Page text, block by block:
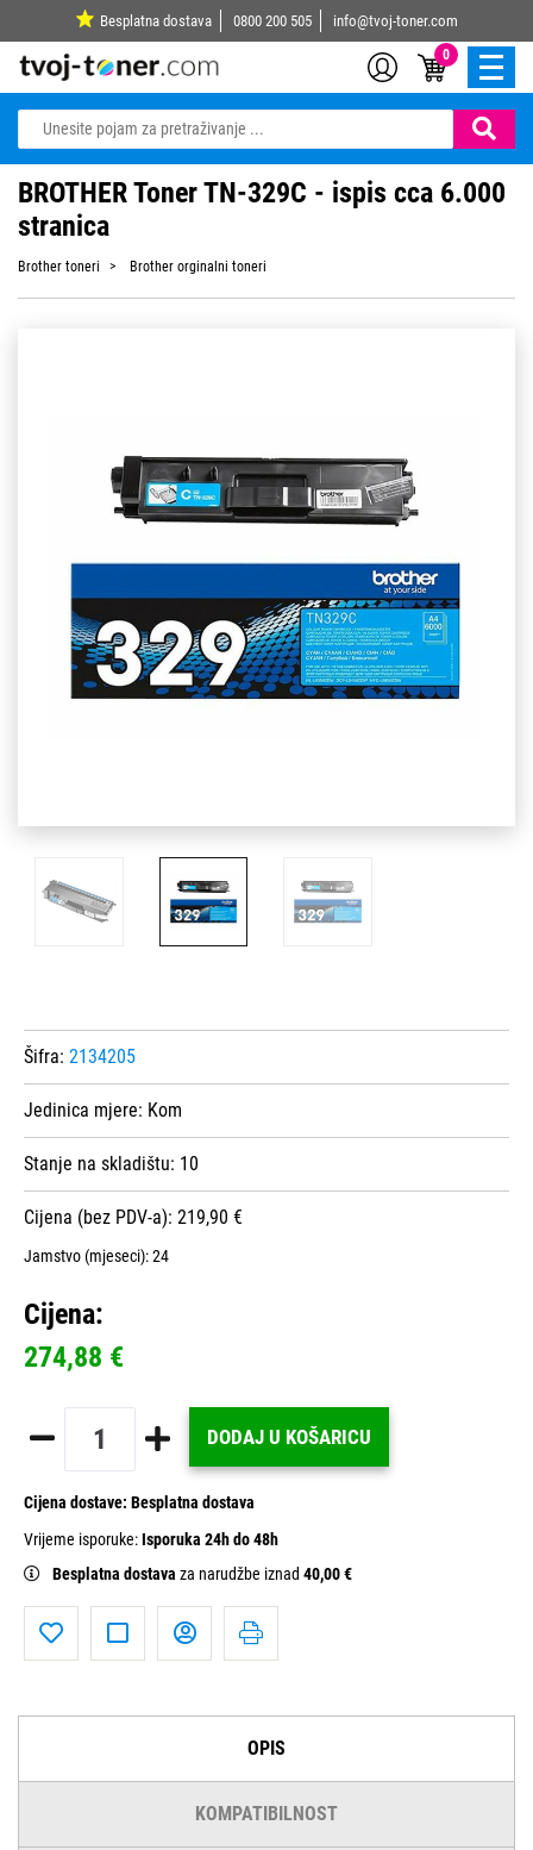
Besplatna dostava 0800 200 505 info@tvoj-toner.com
0
BROTHER Toner TN-329C - ispis cca 6.000
stranica
Brother toneri Brother orginalni toneri
Šifra: 2134205
Jedinica mjere: Kom
Stanje na skladištu: 10
Cijena (bez PDV-a): 219,90 €
Jamstvo (mjeseci):24
Cijena:
274,88 €
DODAJ U KOŠARICU
Cijena dostave: Besplatna dostava
Vrijeme isporuke:Isporuka 24h do 48h
Besplatna dostava za narudžbe iznad 40,00 €
OPIS
KOMPATIBILNOST